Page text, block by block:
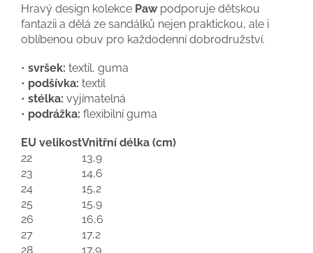
Hravý design kolekce Pawpodporuje dětskou
fantazii a dělá ze sandálků nejen praktickou, ale i
oblíbenou obuv pro každodenní dobrodružství.
• svršek: textil, guma
• podšívka: textil
• stélka: vyjímatelná
• podrážka: flexibilní guma
EU velikostVnitřní délka (cm)
22
13,9
23
14,6
24
15,2
25
15,9
26
16,6
27
17,2
28
17,9